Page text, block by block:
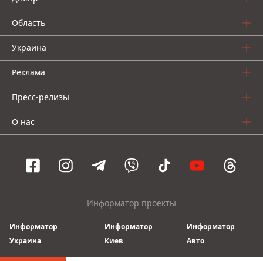
Область
Украина
Реклама
Пресс-релизы
О нас
Информатор проекты
Информатор
Украина
Информатор
Киев
Информатор
Авто